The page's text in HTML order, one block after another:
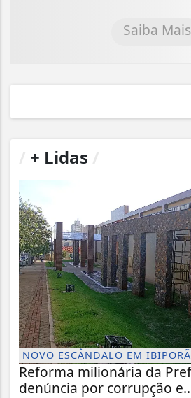
Saiba Mais
+ Lidas
NOVO ESCÂNDALO EM IBIPORÃ
Reforma milionária da
denúncia por corrupção